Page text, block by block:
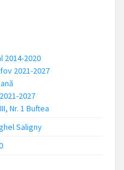
2014-2020
2021-2027
2027
Nr. 1 Buftea
Saligny